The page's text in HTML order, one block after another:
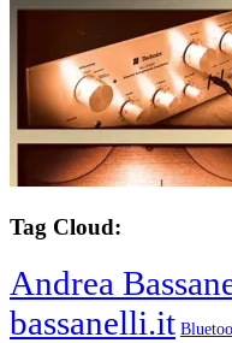
Tag Cloud:
Andrea
bassanelli.it